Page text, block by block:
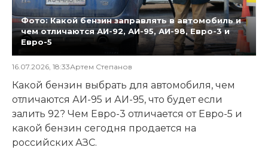
Фото: Какой бензин заправлять в автомобиль и
чем отличаются АИ-92, АИ-95, АИ-98, Евро-3 и
Евро-5
16.07.2026, 18:33Артем Степанов
Какой бензин выбрать для автомобиля, чем
отличаются АИ-95 и АИ-95, что будет если
залить 92? Чем Евро-3 отличается от Евро-5 и
какой бензин сегодня продается на
российских АЗС.